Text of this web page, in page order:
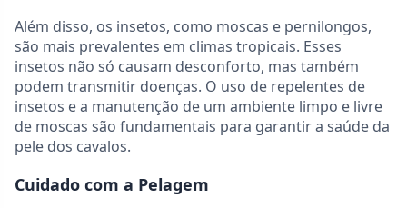
Além disso, os insetos, como moscas e pernilongos,
são mais prevalentes em climas tropicais. Esses
insetos não só causam desconforto, mas também
podem transmitir doenças. O uso de repelentes de
insetos e a manutenção de um ambiente limpo e livre
de moscas são fundamentais para garantir a saúde da
pele dos cavalos.
Cuidado com a Pelagem